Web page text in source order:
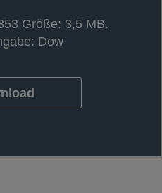
Größe: 3,5 MB.
Dow
neuen Registerkarte